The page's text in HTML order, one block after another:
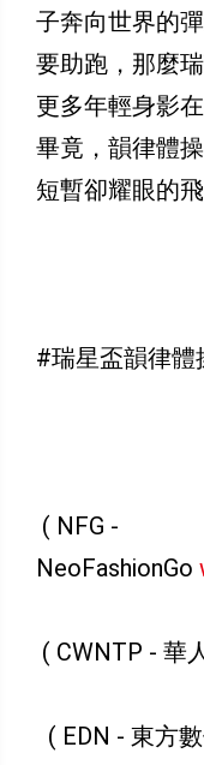
子奔向世界的
要助跑，那麼
更多年輕身影
畢竟，韻律體
短暫卻耀眼的飛
#瑞星盃韻律
( NFG -
NeoFashionGo
( CWNTP - 華
( EDN - 東方